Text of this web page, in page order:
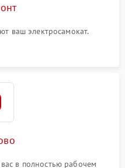
ваш электросамокат.
в полностью рабочем